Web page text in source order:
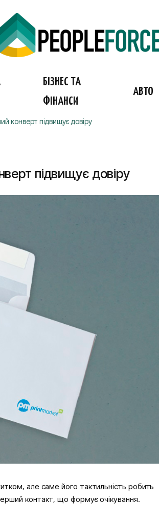
БІЗНЕС ТА
ФІНАНСИ
АВТО
конверт підвищує довіру
підвищує довіру
але саме його тактильність робить
контакт, що формує очікування.